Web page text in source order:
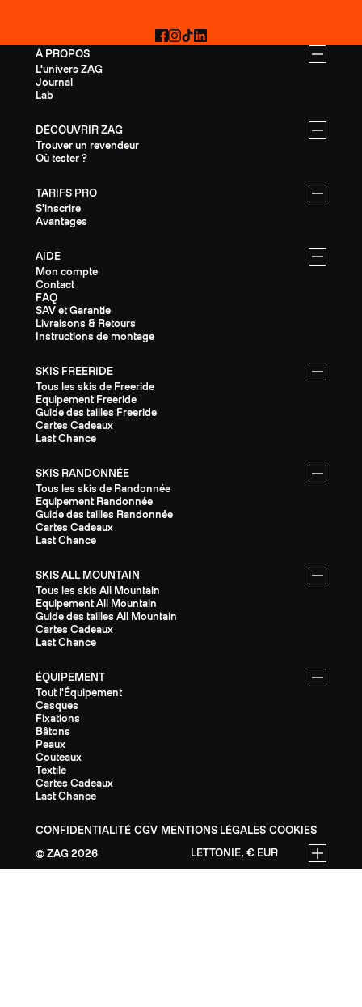
À PROPOS
L'univers ZAG
Journal
Lab
DÉCOUVRIR ZAG
Trouver un revendeur
Où tester ?
TARIFS PRO
S'inscrire
Avantages
AIDE
Mon compte
Contact
FAQ
SAV et Garantie
Livraisons & Retours
Instructions de montage
SKIS FREERIDE
Tous les skis de Freeride
Equipement Freeride
Guide des tailles Freeride
Cartes Cadeaux
Last Chance
SKIS RANDONNÉE
Tous les skis de Randonnée
Equipement Randonnée
Guide des tailles Randonnée
Cartes Cadeaux
Last Chance
SKIS ALL MOUNTAIN
Tous les skis All Mountain
Equipement All Mountain
Guide des tailles All Mountain
Cartes Cadeaux
Last Chance
ÉQUIPEMENT
Tout l'Équipement
Casques
Fixations
Bâtons
Peaux
Couteaux
Textile
Cartes Cadeaux
Last Chance
CONFIDENTIALITÉ CGV MENTIONS LÉGALES COOKIES
ZAG 2026 LETTONIE, € EUR
Facebook
Instagram
TikTokLinkedIn